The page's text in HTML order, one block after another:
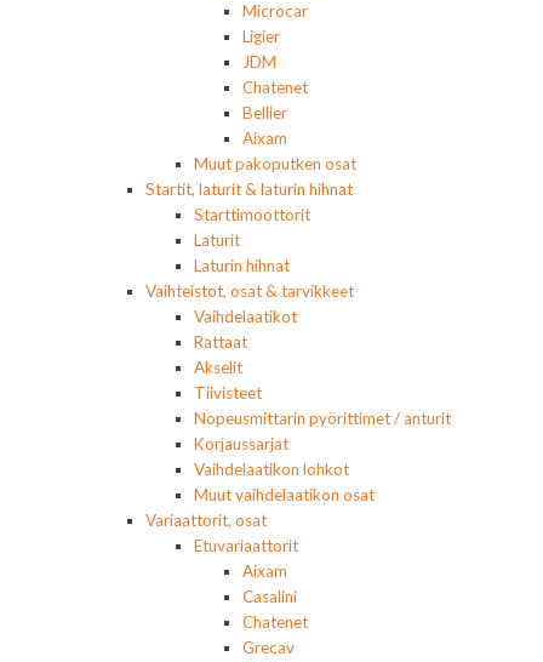
Microcar
Ligier
JDM
Chatenet
Bellier
Aixam
Muut pakoputken osat
Startit, laturit & laturin hihnat
Starttimoottorit
Laturit
Laturin hihnat
Vaihteistot, osat & tarvikkeet
Vaihdelaatikot
Rattaat
Akselit
Tiivisteet
Nopeusmittarin pyörittimet / anturit
Korjaussarjat
Vaihdelaatikon lohkot
Muut vaihdelaatikon osat
Variaattorit, osat
Etuvariaattorit
Aixam
Casalini
Chatenet
Grecav